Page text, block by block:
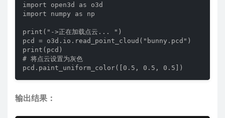
import open3d as o3d
import numpy as np
print("->正在加载点云... ")
pcd = o3d.io.read_point_cloud("bunny.pcd")
print(pcd)
# 将点云设置为灰色
pcd.paint_uniform_color([0.5, 0.5, 0.5])
输出结果：